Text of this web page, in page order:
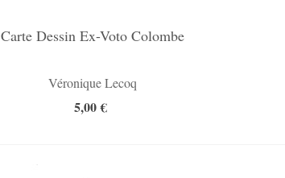
Carte Dessin Ex-Voto Colombe
Véronique Lecoq
5,00 €